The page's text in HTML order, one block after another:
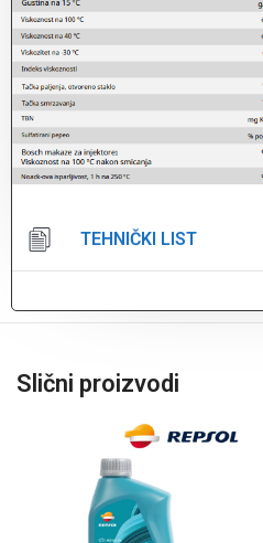
TEHNIČKI LIST
Slični proizvodi